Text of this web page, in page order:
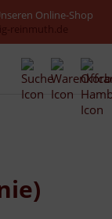
Online-Shop
reinmuth.de